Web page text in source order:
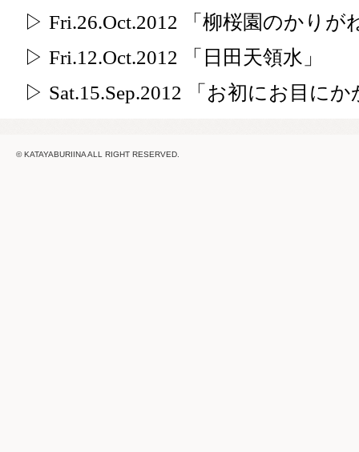
▷ Fri.26.Oct.2012 「柳桜園のかりが
▷ Fri.12.Oct.2012 「日田天領水」
▷ Sat.15.Sep.2012 「お初にお目に
© KATAYABURIINA ALL RIGHT RESERVED.